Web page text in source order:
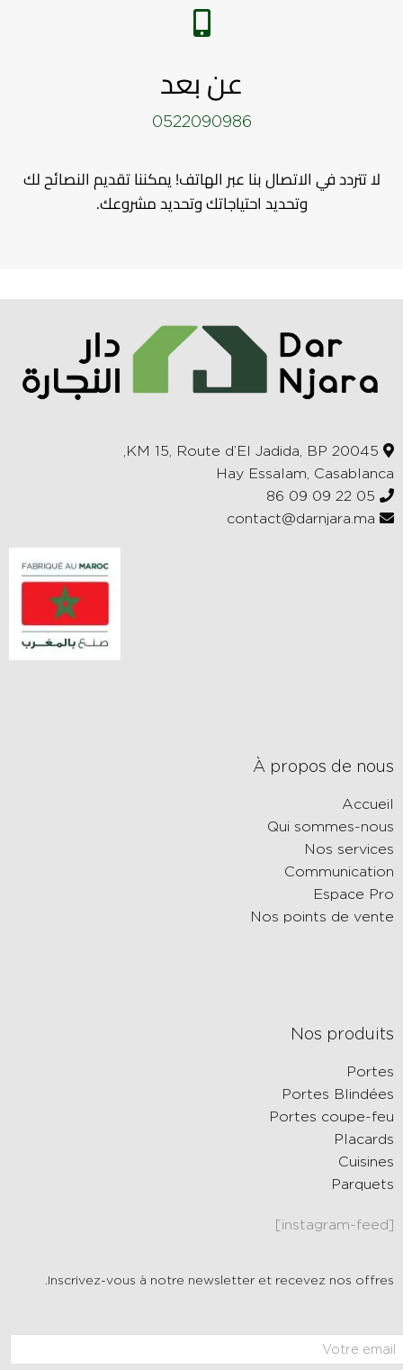
عن بعد
0522090986
لا تتردد في الاتصال بنا عبر الهاتف! يمكننا تقديم النصائح لك
وتحديد احتياجاتك وتحديد مشروعك.
Hay Essalam, Casablanca
À propos de nous
Accueil
Qui sommes-nous
Nos services
Communication
Espace Pro
Nos points de vente
Nos produits
Portes
Portes Blindées
Portes coupe-feu
Placards
Cuisines
Parquets
[instagram-feed]
Inscrivez-vous à notre newsletter et recevez nos offres.